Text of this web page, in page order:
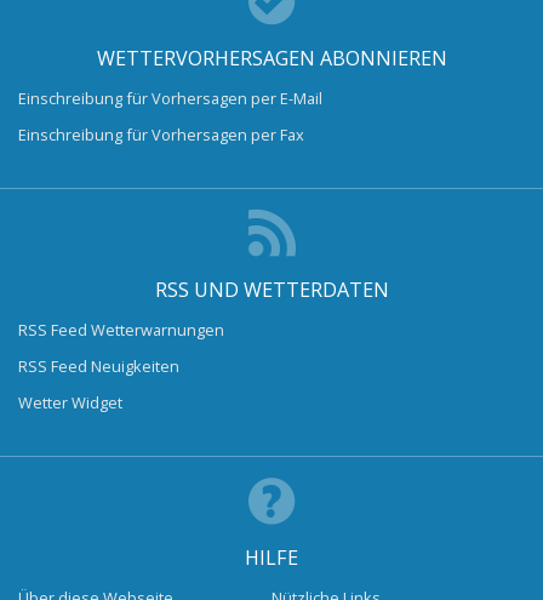
WETTERVORHERSAGEN ABONNIEREN
Einschreibung für Vorhersagen per E-Mail
Einschreibung für Vorhersagen per Fax
RSS UND WETTERDATEN
RSS Feed Wetterwarnungen
RSS Feed Neuigkeiten
Wetter Widget
HILFE